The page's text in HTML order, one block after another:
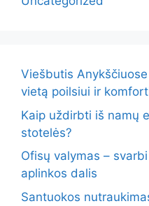
Viešbutis
vietą poilsiui ir
Kaip uždirbti iš namų
stotelės?
Ofisų valymas –
aplinkos dalis
Santuokos